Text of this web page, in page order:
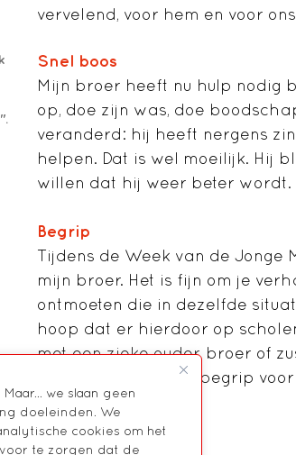
we slaan geen
doeleinden. We
cookies om het
te zorgen dat de
vervelend, voor hem en voor
Snel boos
Mijn broer heeft nu hulp nodig
op, doe zijn was, doe
veranderd: hij heeft nergens
helpen. Dat is wel moeilijk. Hij
willen dat hij weer beter wordt.
Begrip
Tijdens de Week van de Jonge
mijn broer. Het is fijn om je
ontmoeten die in dezelfde
hoop dat er hierdoor op
met een zieke ouder, broer of
thuis gaat, of dat er begrip
helpt.”